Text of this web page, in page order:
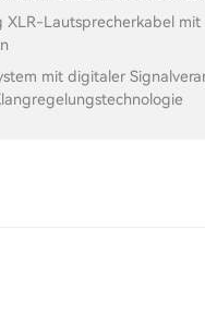
Lautsprecherkabel mit
mit digitaler